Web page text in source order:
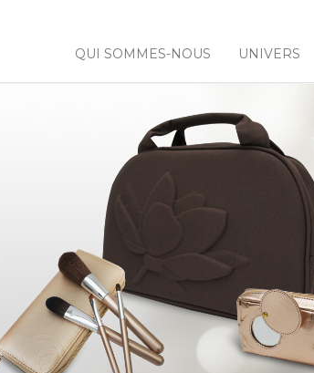
QUI SOMMES-NOUS UNIVERS